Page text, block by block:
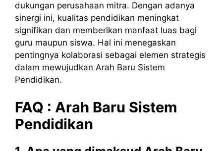
dukungan perusahaan mitra. Dengan adanya
sinergi ini, kualitas pendidikan meningkat
signifikan dan memberikan manfaat luas bagi
guru maupun siswa. Hal ini menegaskan
pentingnya kolaborasi sebagai elemen strategis
dalam mewujudkan Arah Baru Sistem
Pendidikan.
FAQ : Arah Baru Sistem
Pendidikan